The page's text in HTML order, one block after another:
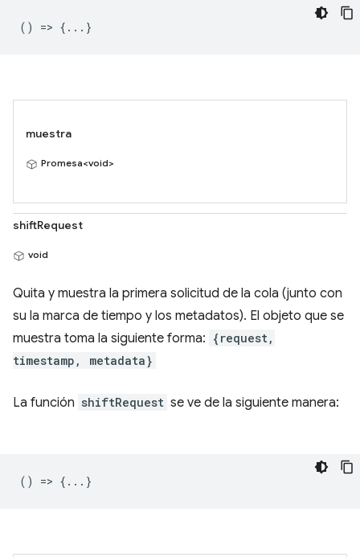
() => {...}
muestra
Promesa<void>
shiftRequest
void
Quita y muestra la primera solicitud de la cola (junto con
su la marca de tiempo y los metadatos). El objeto que se
muestra toma la siguiente forma: {request,
timestamp, metadata}
La función shiftRequest se ve de la siguiente manera:
() => {...}